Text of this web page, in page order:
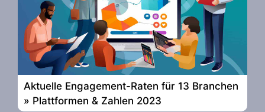
Aktuelle Engagement-Raten für 13 Branchen
» Plattformen & Zahlen 2023